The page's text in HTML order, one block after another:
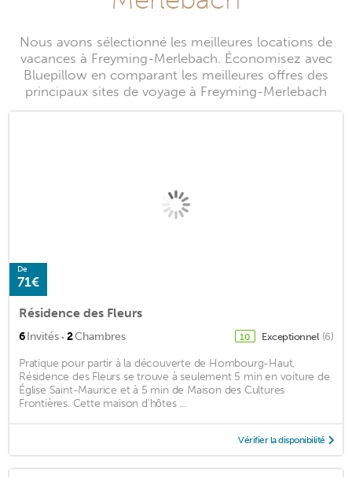
Nous avons sélectionné les meilleures locations de
vacances à Freyming-Merlebach. Économisez avec
Bluepillow en comparant les meilleures offres des
principaux sites de voyage à Freyming-Merlebach
De
71€
Résidence des Fleurs
6Invités · 2Chambres 10 Exceptionnel (6)
Pratique pour partir à la découverte de Hombourg-Haut,
Résidence des Fleurs se trouve à seulement 5 min en voiture de
Église Saint-Maurice et à 5 min de Maison des Cultures
Frontières. Cette maison d'hôtes ...
Vérifier la disponibilité